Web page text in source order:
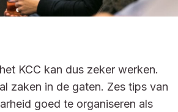
KCC kan dus zeker werken.
zaken in de gaten. Zes tips van
goed te organiseren als